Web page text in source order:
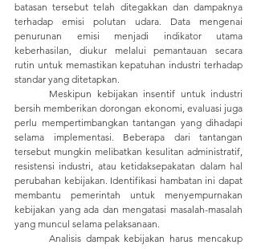
batasan tersebut telah ditegakkan dan dampaknya
terhadap emisi polutan udara. Data mengenai
penurunan emisi menjadi indikator utama
keberhasilan, diukur melalui pemantauan secara
rutin untuk memastikan kepatuhan industri terhadap
standar yang ditetapkan.
bersih memberikan dorongan ekonomi, evaluasi juga
perlu mempertimbangkan tantangan yang dihadapi
selama implementasi. Beberapa dari tantangan
tersebut mungkin melibatkan kesulitan administratif,
resistensi industri, atau ketidaksepakatan dalam hal
perubahan kebijakan. Identifikasi hambatan ini dapat
membantu pemerintah untuk menyempurnakan
kebijakan yang ada dan mengatasi masalah-masalah
yang muncul selama pelaksanaan.